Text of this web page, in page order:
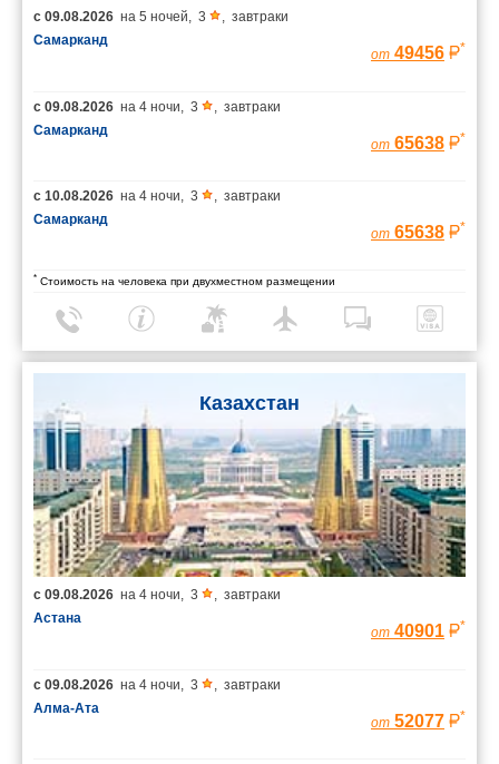
с 09.08.2026 на 5 ночей, 3 , завтраки
Самарканд
от 49456 *
с 09.08.2026 на 4 ночи, 3 , завтраки
Самарканд
от 65638 *
с 10.08.2026 на 4 ночи, 3 , завтраки
Самарканд
от 65638 *
* Стоимость на человека при двухместном размещении
Казахстан
с 09.08.2026 на 4 ночи, 3 , завтраки
Астана
от 40901 *
с 09.08.2026 на 4 ночи, 3 , завтраки
Алма-Ата
от 52077 *